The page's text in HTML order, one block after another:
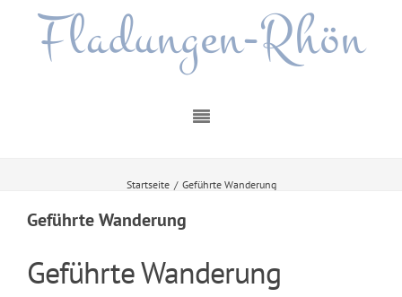
Fladungen-Rhön
Startseite / Geführte Wanderung
Geführte Wanderung
Geführte Wanderung